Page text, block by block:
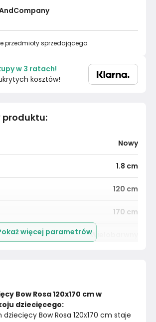
produktu:
Nowy
1.8 cm
120 cm
170 cm
Wielobarwny
więcej parametrów
Bow Rosa 120x170 cm w
dziecięcego:
Bow Rosa 120x170 cm staje
przedmioty sprzedającego.
w 3 ratach!
kosztów!